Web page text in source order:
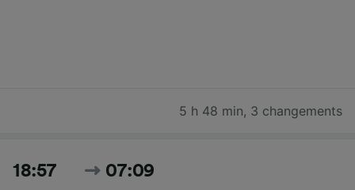
5 h 48 min, 3 changements
18:57 07:09